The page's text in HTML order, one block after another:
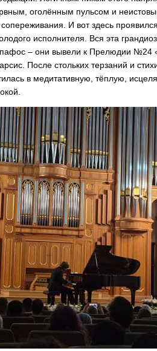
оголённым пульсом и
И вот здесь
исполнителя. Вся эта
пафос – они вывели к Прелюдии
После стольких терзаний и
в медитативную, тёплую,